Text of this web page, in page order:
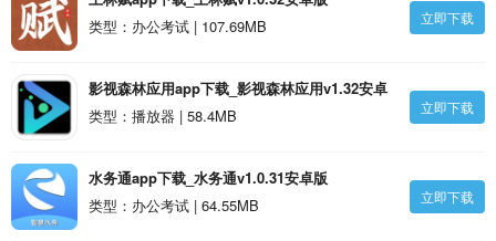
类型：办公考试 | 107.69MB
立即下载
影视森林应用app下载_影视森林应用v1.32安卓
版
类型：播放器 | 58.4MB 立即下载
水务通app下载_水务通v1.0.31安卓版
类型：办公考试 | 64.55MB
立即下载